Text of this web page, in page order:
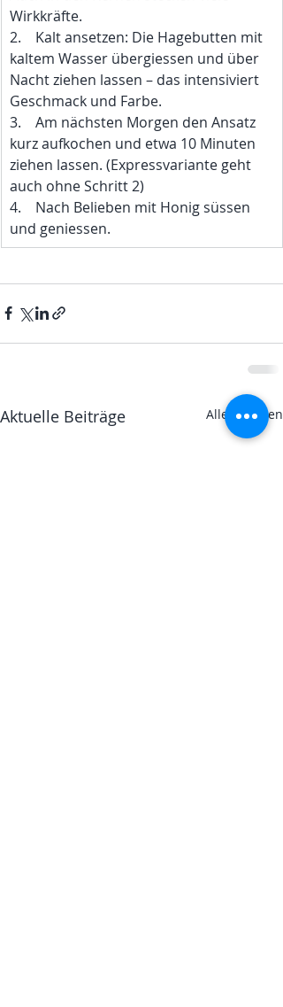
Wirkkräfte.
2.    Kalt ansetzen: Die Hagebutten mit
kaltem Wasser übergiessen und über
Nacht ziehen lassen – das intensiviert
Geschmack und Farbe.
3.    Am nächsten Morgen den Ansatz
kurz aufkochen und etwa 10 Minuten
ziehen lassen. (Expressvariante geht
auch ohne Schritt 2)
4.    Nach Belieben mit Honig süssen
und geniessen.
Aktuelle Beiträge Alle ansehen